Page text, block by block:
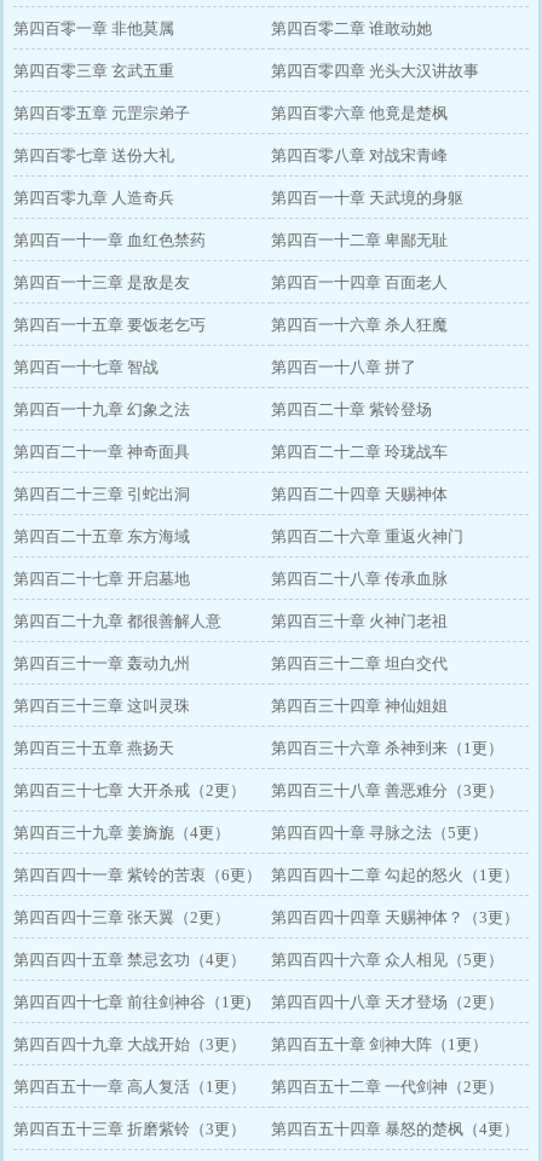
第四百零一章 非他莫属 第四百零二章 谁敢动她
第四百零三章 玄武五重 第四百零四章 光头大汉讲故事
第四百零五章 元罡宗弟子 第四百零六章 他竟是楚枫
第四百零七章 送份大礼 第四百零八章 对战宋青峰
第四百零九章 人造奇兵 第四百一十章 天武境的身躯
第四百一十一章 血红色禁药 第四百一十二章 卑鄙无耻
第四百一十三章 是敌是友 第四百一十四章 百面老人
第四百一十五章 要饭老乞丐 第四百一十六章 杀人狂魔
第四百一十七章 智战 第四百一十八章 拼了
第四百一十九章 幻象之法 第四百二十章 紫铃登场
第四百二十一章 神奇面具 第四百二十二章 玲珑战车
第四百二十三章 引蛇出洞 第四百二十四章 天赐神体
第四百二十五章 东方海域 第四百二十六章 重返火神门
第四百二十七章 开启墓地 第四百二十八章 传承血脉
第四百二十九章 都很善解人意 第四百三十章 火神门老祖
第四百三十一章 轰动九州 第四百三十二章 坦白交代
第四百三十三章 这叫灵珠 第四百三十四章 神仙姐姐
第四百三十五章 燕扬天 第四百三十六章 杀神到来（1更）
第四百三十七章 大开杀戒（2更） 第四百三十八章 善恶难分（3更）
第四百三十九章 姜旖旎（4更） 第四百四十章 寻脉之法（5更）
第四百四十一章 紫铃的苦衷（6更） 第四百四十二章 勾起的怒火（1更）
第四百四十三章 张天翼（2更） 第四百四十四章 天赐神体？（3更）
第四百四十五章 禁忌玄功（4更） 第四百四十六章 众人相见（5更）
第四百四十七章 前往剑神谷（1更) 第四百四十八章 天才登场（2更）
第四百四十九章 大战开始（3更） 第四百五十章 剑神大阵（1更）
第四百五十一章 高人复活（1更） 第四百五十二章 一代剑神（2更）
第四百五十三章 折磨紫铃（3更） 第四百五十四章 暴怒的楚枫（4更）